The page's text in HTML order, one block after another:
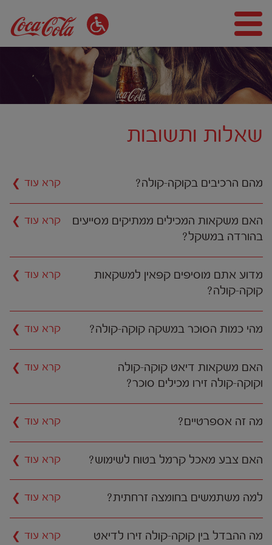
שאלות ותשובות
מהם הרכיבים בקוקה-קולה?
האם משקאות המכילים ממתיקים מסייעים
בהורדה במשקל?
מדוע אתם מוסיפים קפאין למשקאות
קוקה-קולה?
מהי כמות הסוכר במשקה קוקה-קולה?
האם משקאות דיאט קוקה-קולה
וקוקה-קולה זירו מכילים סוכר?
מה זה אספרטיים?
האם צבע מאכל קרמל בטוח לשימוש?
למה משתמשים בחומצה זרחתית?
מה ההבדל בין קוקה-קולה זירו לדיאט